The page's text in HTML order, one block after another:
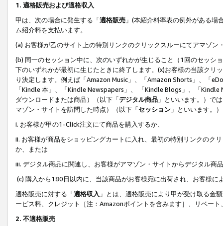
1. 適格販売および適格収入
甲は、次の場合に発生する「適格販売 」(本紹介料率表の例外がある
ム紹介料を支払います。
(a) お客様が乙のサイト上の特別リンクのクリックスルーにてアマゾン
(b) 同一のセッション中に、次のいずれかが生じること（1回のセッシ
下のいずれかが最初に生じたときに終了します。(x)お客様の当該ク
り決定します。例えば「Amazon Music」、「Amazon Shorts」、「
「Kindle 本」、「Kindle Newspapers」、 「Kindle Blogs」、「
ダウンロードまたは商品）（以下「デジタル商品 」といいます。）で
マゾン・サイトを訪問した時点）（以下「セッション 」といいます。
i. お客様が甲の1-Click注文にて商品を購入するか、
ii. お客様が商品をショッピングカートに入れ、最初の特別リンクのク
か、または
iii. デジタル商品に関連し、お客様がアマゾン・サイトからデジタル
(c) 購入から180日以内に、当該商品がお客様宛に出荷され、お客様
適格販売に対する「適格収入 」とは、適格販売により甲が受け取る金
ービス料、クレジット［注：Amazonポイントを含みます］、リベー
2. 不適格販売